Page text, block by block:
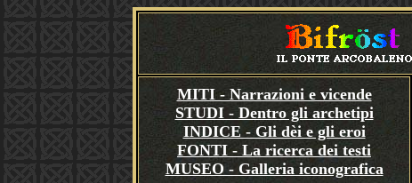
MITI - Narrazioni e vicende
STUDI - Dentro gli archetipi
INDICE - Gli dèi e gli eroi
FONTI - La ricerca dei testi
MUSEO - Galleria iconografica